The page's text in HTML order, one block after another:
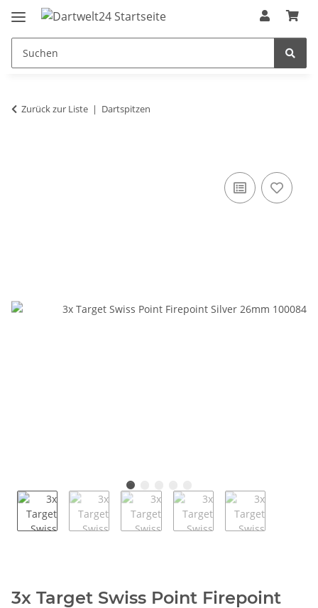
Zurück zur Liste Dartspitzen
3x Target Swiss Point Firepoint